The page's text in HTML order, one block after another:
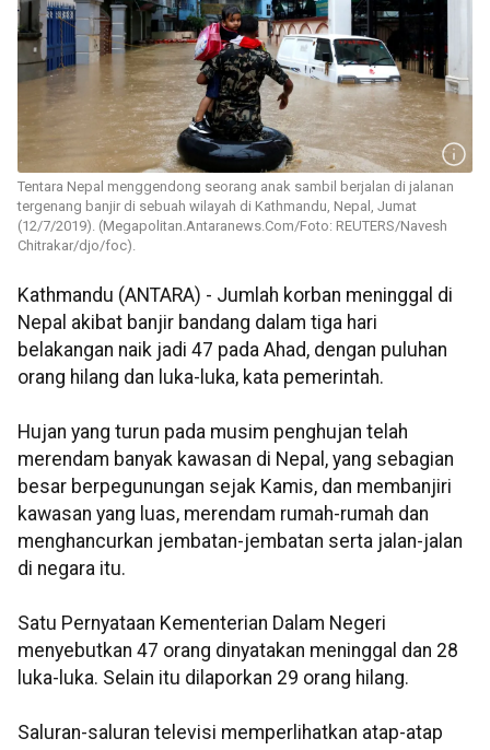
Tentara Nepal menggendong seorang anak sambil berjalan di jalanan
tergenang banjir di sebuah wilayah di Kathmandu, Nepal, Jumat
(12/7/2019). (Megapolitan.Antaranews.Com/Foto: REUTERS/Navesh
Chitrakar/djo/foc).
Kathmandu (ANTARA) - Jumlah korban meninggal di
Nepal akibat banjir bandang dalam tiga hari
belakangan naik jadi 47 pada Ahad, dengan puluhan
orang hilang dan luka-luka, kata pemerintah.
Hujan yang turun pada musim penghujan telah
merendam banyak kawasan di Nepal, yang sebagian
besar berpegunungan sejak Kamis, dan membanjiri
kawasan yang luas, merendam rumah-rumah dan
menghancurkan jembatan-jembatan serta jalan-jalan
di negara itu.
Satu Pernyataan Kementerian Dalam Negeri
menyebutkan 47 orang dinyatakan meninggal dan 28
luka-luka. Selain itu dilaporkan 29 orang hilang.
Saluran-saluran televisi memperlihatkan atap-atap